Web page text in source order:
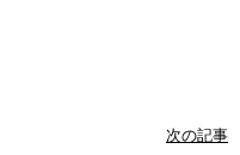
次の記事